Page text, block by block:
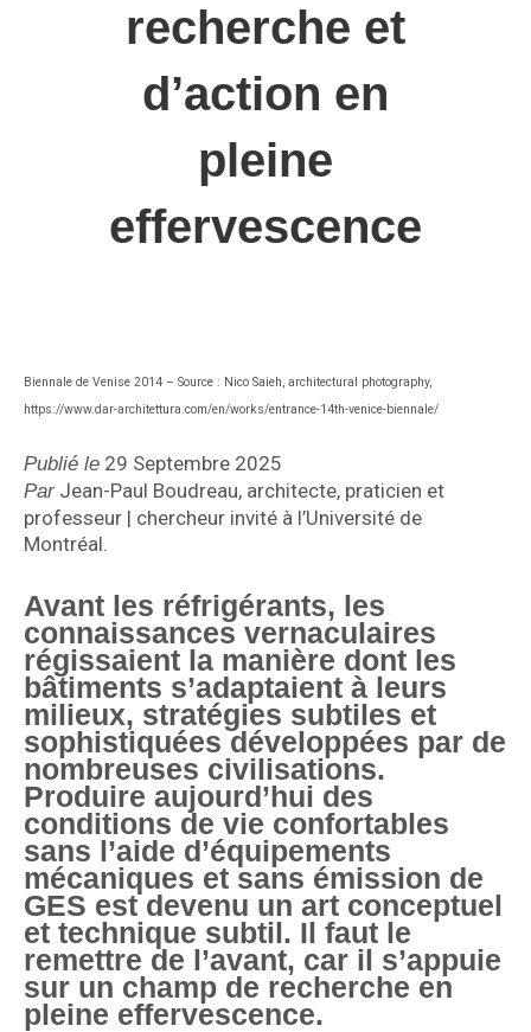
recherche et
d’action en
pleine
effervescence
Biennale de Venise 2014 – Source : Nico Saieh, architectural photography,
https://www.dar-architettura.com/en/works/entrance-14th-venice-biennale/
Publié le 29 Septembre 2025
Par Jean-Paul Boudreau, architecte, praticien et
professeur | chercheur invité à l’Université de
Montréal.
Avant les réfrigérants, les
connaissances vernaculaires
régissaient la manière dont les
bâtiments s’adaptaient à leurs
milieux, stratégies subtiles et
sophistiquées développées par de
nombreuses civilisations.
Produire aujourd’hui des
conditions de vie confortables
sans l’aide d’équipements
mécaniques et sans émission de
GES est devenu un art conceptuel
et technique subtil. Il faut le
remettre de l’avant, car il s’appuie
sur un champ de recherche en
pleine effervescence.